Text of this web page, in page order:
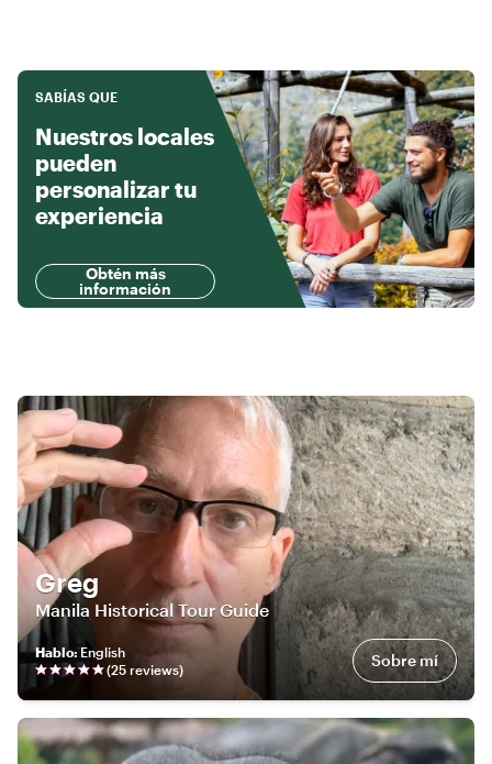
SABÍAS QUE
Nuestros locales
pueden
personalizar tu
experiencia
Obtén más
información
Greg
Manila Historical Tour Guide
Hablo: English
(25 reviews) Sobre mí